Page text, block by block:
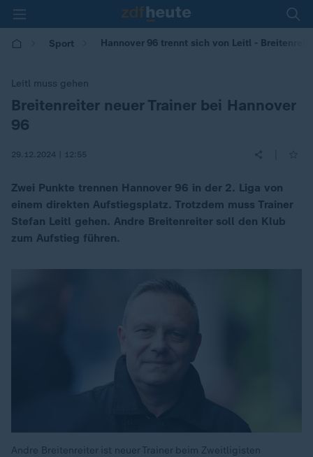
Sport Hannover 96 trennt sich von Leitl -
Leitl muss gehen
:Breitenreiter neuer Trainer bei Hannover
96
29.12.2024 | 12:55
Zwei Punkte trennen Hannover 96 in der 2. Liga von
einem direkten Aufstiegsplatz. Trotzdem muss Trainer
Stefan Leitl gehen. Andre Breitenreiter soll den Klub
zum Aufstieg führen.
Andre Breitenreiter ist neuer Trainer beim Zweitligisten